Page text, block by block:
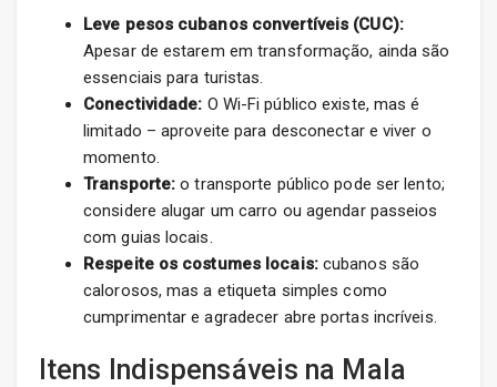
Leve pesos cubanos convertíveis (CUC):
Apesar de estarem em transformação, ainda são
essenciais para turistas.
Conectividade: O Wi-Fi público existe, mas é
limitado – aproveite para desconectar e viver o
momento.
Transporte: o transporte público pode ser lento;
considere alugar um carro ou agendar passeios
com guias locais.
Respeite os costumes locais:cubanos são
calorosos, mas a etiqueta simples como
cumprimentar e agradecer abre portas incríveis.
Itens Indispensáveis na Mala